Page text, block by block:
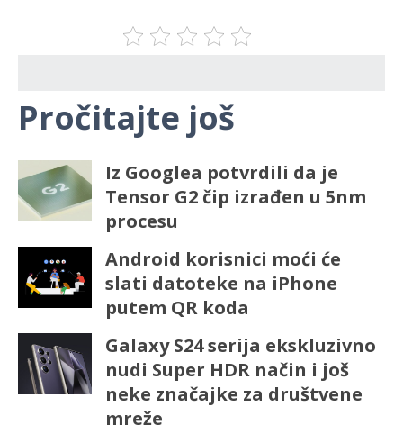
Pročitajte još
Iz Googlea potvrdili da je
Tensor G2 čip izrađen u 5nm
procesu
Android korisnici moći će
slati datoteke na iPhone
putem QR koda
Galaxy S24 serija ekskluzivno
nudi Super HDR način i još
neke značajke za društvene
mreže